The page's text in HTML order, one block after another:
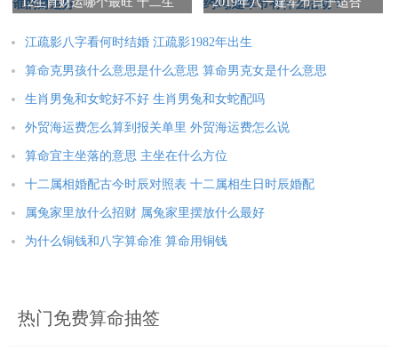
为共同目标努力奋斗。
消，可以实现日元的搭配与谐，促进对象的健康发展与变化。
为协调与平衡是实现日元搭配与谐的另一种重要策略。通过协调
不同对象之间的关系，使其相互配合与互相依存，从而实现与谐
的目的。
量流动等过程，维持着生态系统的健康与稳定。
江疏影八字看何时结婚 江疏影1982年出生
算命克男孩什么意思是什么意思 算命男克女是什么意思
生肖男兔和女蛇好不好 生肖男兔和女蛇配吗
外贸海运费怎么算到报关单里 外贸海运费怎么说
算命宜主坐落的意思 主坐在什么方位
十二属相婚配古今时辰对照表 十二属相生日时辰婚配
属兔家里放什么招财 属兔家里摆放什么最好
为什么铜钱和八字算命准 算命用铜钱
热门免费算命抽签